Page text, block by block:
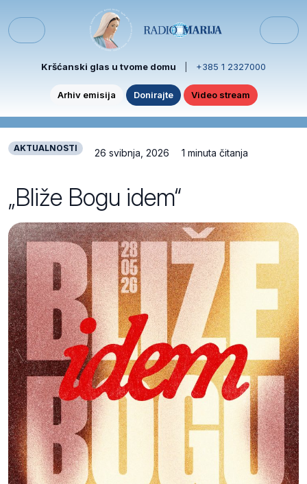
Menu
Kršćanski glas u tvome domu +385 1 2327000
Arhiv emisija Donirajte Video stream
AKTUALNOSTI 26 svibnja, 2026 1 minuta čitanja
„Bliže Bogu idem“